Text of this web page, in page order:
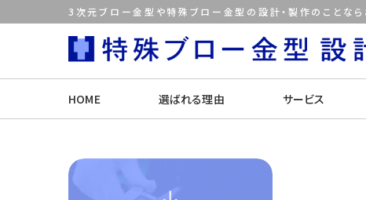
3次元ブロー金型や特殊ブロー金型の設計・製作のことなら
HOME 選ばれる理由 サービス